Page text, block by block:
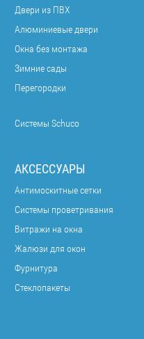
Двери из ПВХ
Алюминиевые двери
Окна без монтажа
Зимние сады
Перегородки
Системы Schuco
АКСЕССУАРЫ
Антимоскитные сетки
Системы проветривания
Витражи на окна
Жалюзи для окон
Фурнитура
Стеклопакеты